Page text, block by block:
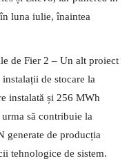
luna iulie, înaintea
de Fier 2 – Un alt proiect
de stocare la
instalată și 256 MWh
să contribuie la
generate de producția
tehnologice de sistem.